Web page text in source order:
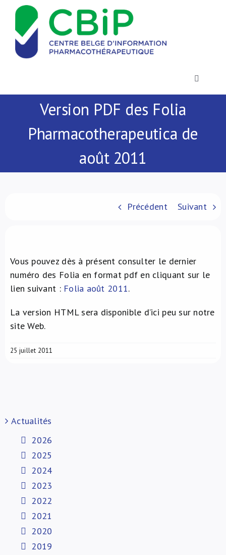
Passer
contenu
Toggle
Actualités
Publications
Formations
NL
Version PDF des Folia
Pharmacotherapeutica de
août 2011
Précédent Suivant
Vous pouvez dès à présent consulter le dernier
numéro des Folia en format pdf en cliquant sur le
lien suivant : Folia août 2011.
La version HTML sera disponible d’ici peu sur notre
site Web.
25 juillet 2011
Actualités
2026
2025
2024
2023
2022
2021
2020
2019